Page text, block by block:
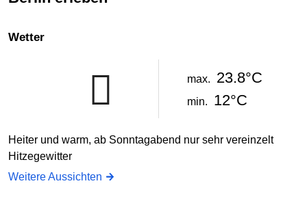
Wetter
max. 23.8°C
min. 12°C
Heiter und warm, ab Sonntagabend nur sehr vereinzelt
Hitzegewitter
Weitere Aussichten